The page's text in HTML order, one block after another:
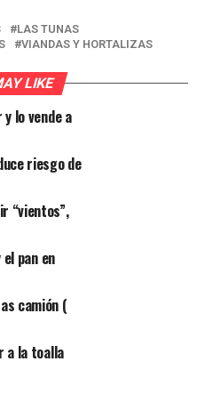
LAS TUNAS
VIANDAS Y HORTALIZAS
LIKE
lo vende a
riesgo de
“vientos”,
pan en
camión (
a la toalla